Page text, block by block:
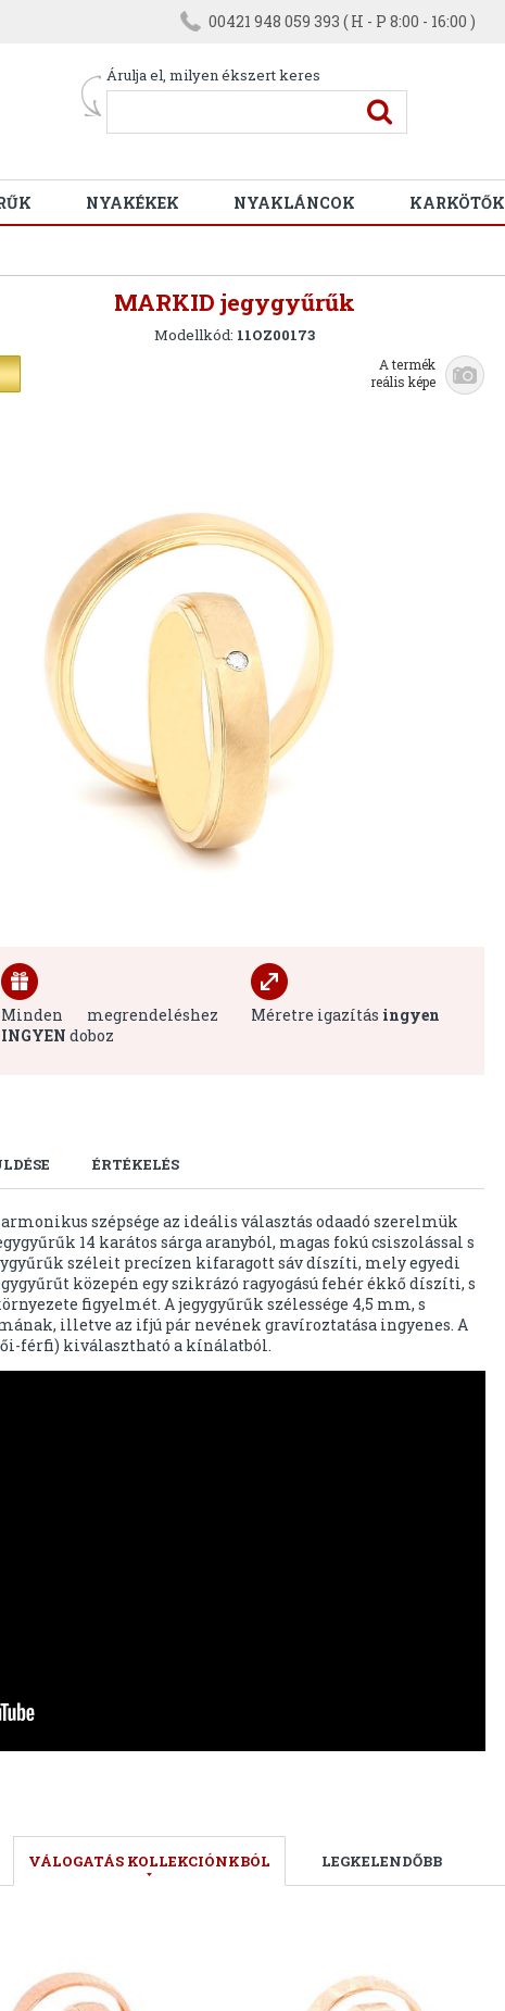
00421 948 059 393 ( H - P 8:00 - 16:00 )
Árulja el, milyen ékszert keres
NYAKÉKEK NYAKLÁNCOK KARKÖTŐK
MARKID jegygyűrűk
Modellkód: 11OZ00173
A termék
reális képe
Minden megrendeléshez
INGYEN doboz
Méretre igazítás ingyen
ÉRTÉKELÉS
szépsége az ideális választás odaadó szerelmük
14 karátos sárga aranyból, magas fokú csiszolással s
széleit precízen kifaragott sáv díszíti, mely egyedi
közepén egy szikrázó ragyogású fehér ékkő díszíti, s
figyelmét. A jegygyűrűk szélessége 4,5 mm, s
illetve az ifjú pár nevének gravíroztatása ingyenes. A
férfi) kiválasztható a kínálatból.
VÁLOGATÁS KOLLEKCIÓNKBÓL LEGKELENDŐBB